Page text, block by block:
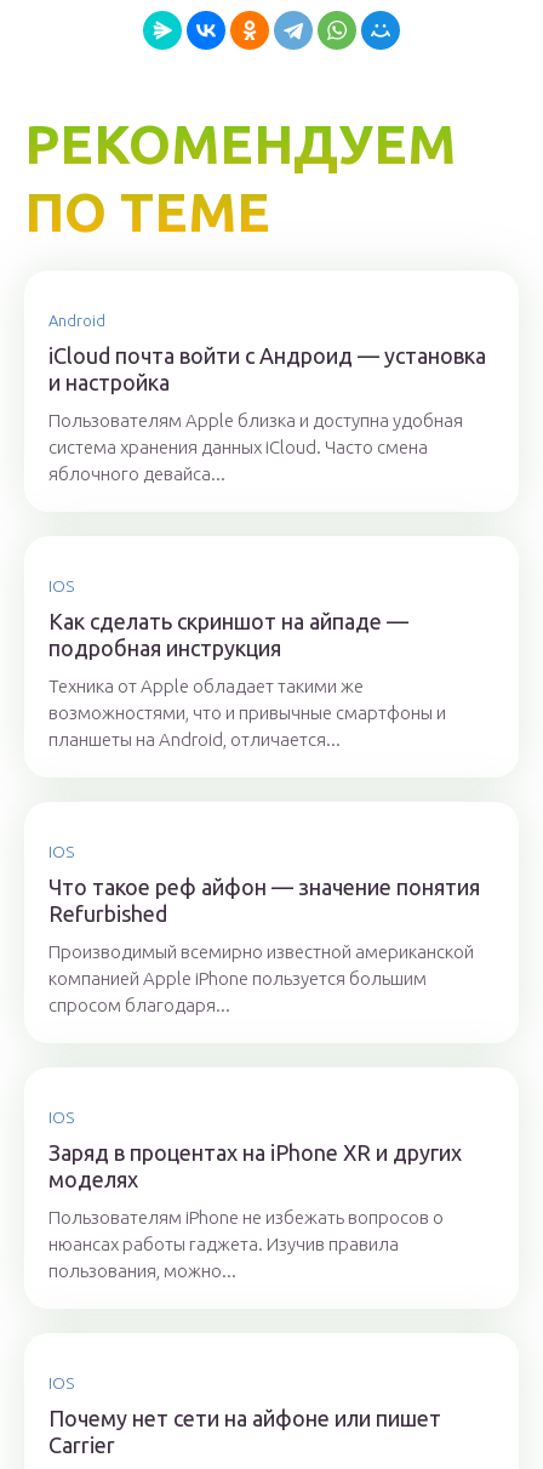
РЕКОМЕНДУЕМ
ПО ТЕМЕ
Android
iСloud почта войти с Андроид — установка
и настройка
Пользователям Apple близка и доступна удобная
система хранения данных iCloud. Часто смена
яблочного девайса...
IOS
Как сделать скриншот на айпаде —
подробная инструкция
Техника от Apple обладает такими же
возможностями, что и привычные смартфоны и
планшеты на Android, отличается...
IOS
Что такое реф айфон — значение понятия
Refurbished
Производимый всемирно известной американской
компанией Apple iPhone пользуется большим
спросом благодаря...
IOS
Заряд в процентах на iPhone XR и других
моделях
Пользователям iPhone не избежать вопросов о
нюансах работы гаджета. Изучив правила
пользования, можно...
IOS
Почему нет сети на айфоне или пишет
Carrier